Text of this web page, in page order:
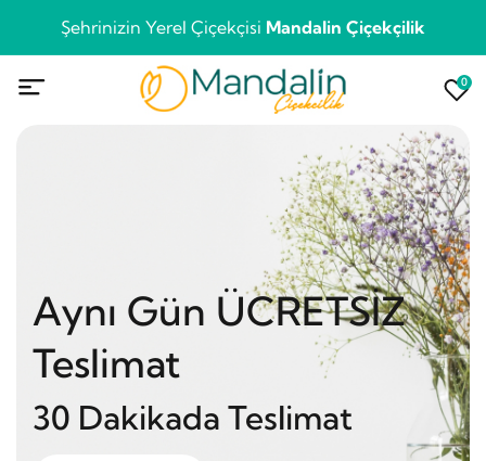
Şehrinizin Yerel Çiçekçisi Mandalin Çiçekçilik
0
Aynı Gün ÜCRETSİZ
Teslimat
30 Dakikada Teslimat